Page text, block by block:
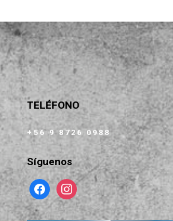
TELÉFONO
+56 9 8726 0988
Síguenos
facebookinstagram